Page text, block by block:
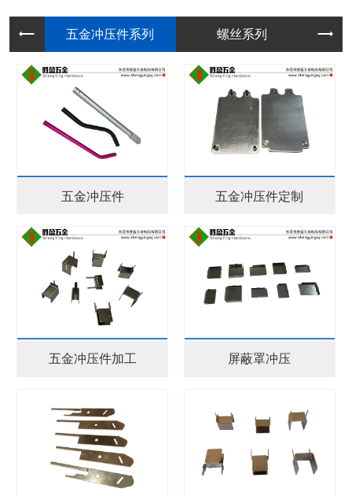
五金冲压 螺丝系列
五金冲压件 五金冲压件定制
五金冲压件加工 屏蔽罩冲压